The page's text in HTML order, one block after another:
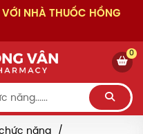
NHÀ THUỐC HỒNG
0
năng